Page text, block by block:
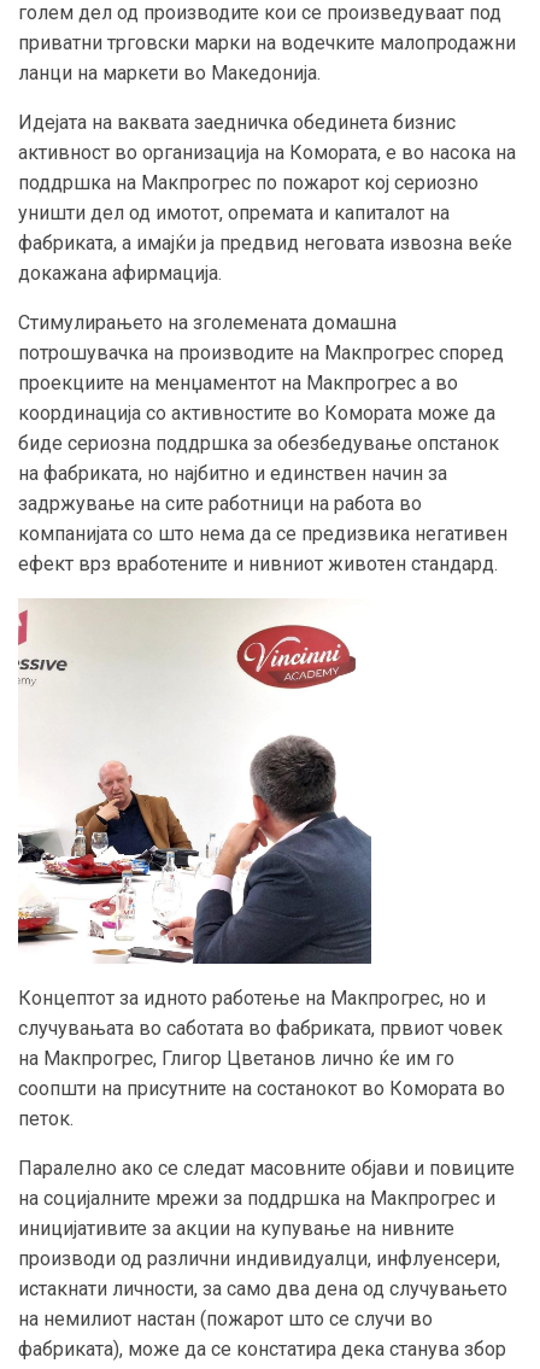
голем дел од производите кои се произведуваат под
приватни трговски марки на водечките малопродажни
ланци на маркети во Македонија.
Идејата на ваквата заедничка обединета бизнис
активност во организација на Комората, е во насока на
поддршка на Макпрогрес по пожарот кој сериозно
уништи дел од имотот, опремата и капиталот на
фабриката, а имајќи ја предвид неговата извозна веќе
докажана афирмација.
Стимулирањето на зголемената домашна
потрошувачка на производите на Макпрогрес според
проекциите на менџаментот на Макпрогрес а во
координација со активностите во Комората може да
биде сериозна поддршка за обезбедување опстанок
на фабриката, но најбитно и единствен начин за
задржување на сите работници на работа во
компанијата со што нема да се предизвика негативен
ефект врз вработените и нивниот животен стандард.
Концептот за идното работење на Макпрогрес, но и
случувањата во саботата во фабриката, првиот човек
на Макпрогрес, Глигор Цветанов лично ќе им го
соопшти на присутните на состанокот во Комората во
петок.
Паралелно ако се следат масовните објави и повиците
на социјалните мрежи за поддршка на Макпрогрес и
иницијативите за акции на купување на нивните
производи од различни индивидуалци, инфлуенсери,
истакнати личности, за само два дена од случувањето
на немилиот настан (пожарот што се случи во
фабриката), може да се констатира дека станува збор